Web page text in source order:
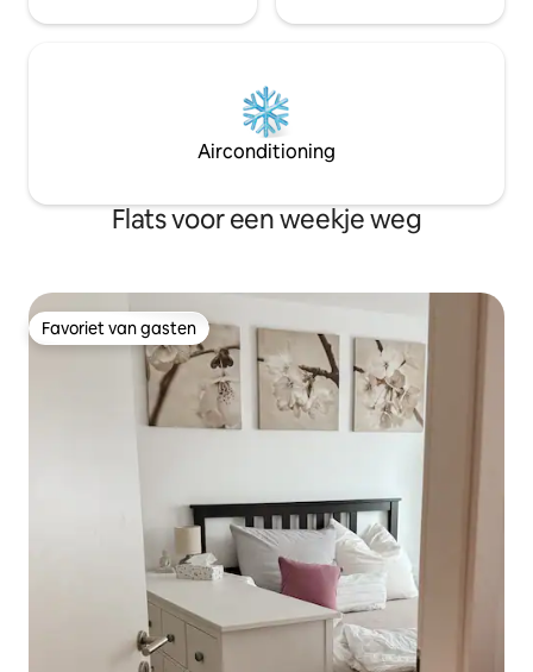
Airconditioning
Flats voor een weekje weg
Favoriet van gasten
Favoriet van gasten